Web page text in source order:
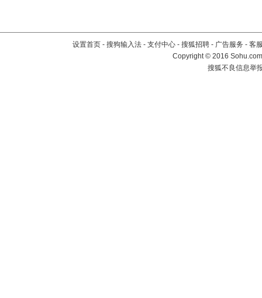
设置首页 - 搜狗输入法 - 支付中心 - 搜狐招聘 - 广告服务 - 客
Copyright©2016
搜狐不良信息举